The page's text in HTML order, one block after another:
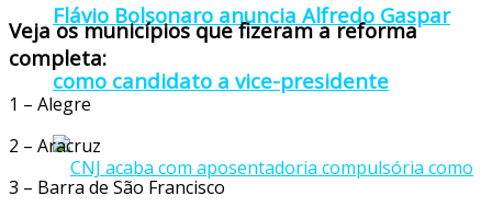
Flávio Bolsonaro anuncia Alfredo Gaspar
como candidato a vice-presidente
Veja os municípios que fizeram a reforma
completa:
1 – Alegre
2 – Aracruz
3 – Barra de São Francisco